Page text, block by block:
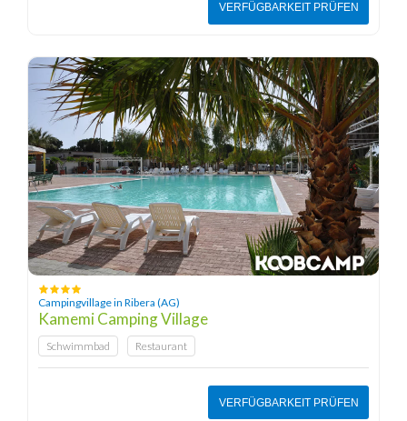
VERFÜGBARKEIT PRÜFEN
Campingvillage in Ribera (AG)
Kamemi Camping Village
Schwimmbad Restaurant
VERFÜGBARKEIT PRÜFEN